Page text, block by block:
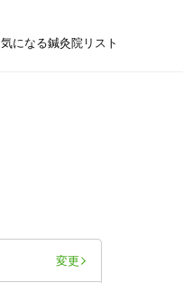
気になる鍼灸院リスト
変更